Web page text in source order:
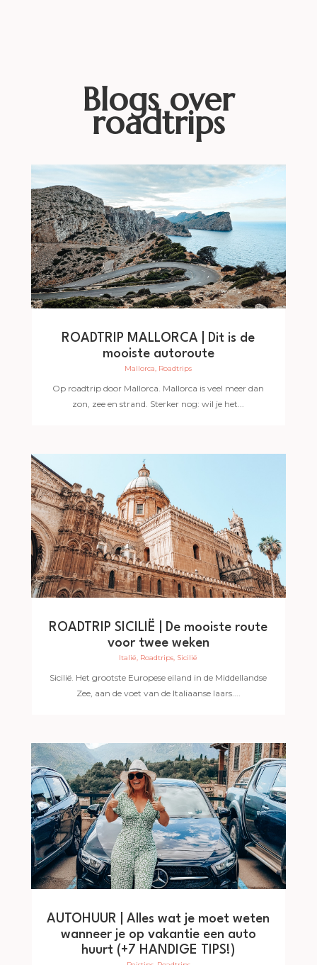
Blogs over
roadtrips
ROADTRIP MALLORCA | Dit is de
mooiste autoroute
Mallorca, Roadtrips
Op roadtrip door Mallorca. Mallorca is veel meer dan
zon, zee en strand. Sterker nog: wil je het...
ROADTRIP SICILIË | De mooiste route
voor twee weken
Italië, Roadtrips, Sicilië
Sicilië. Het grootste Europese eiland in de Middellandse
Zee, aan de voet van de Italiaanse laars....
AUTOHUUR | Alles wat je moet weten
wanneer je op vakantie een auto
huurt (+7 HANDIGE TIPS!)